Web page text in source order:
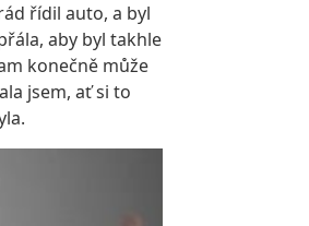
řídil auto, a byl
aby byl takhle
konečně může
jsem, ať si to